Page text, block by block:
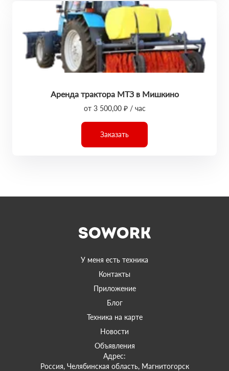
Аренда трактора МТЗ в Мишкино
от 3 500,00 ₽ / час
Заказать
У меня есть техника
Контакты
Приложение
Блог
Техника на карте
Новости
Объявления
Адрес:
Россия, Челябинская область, Магнитогорск